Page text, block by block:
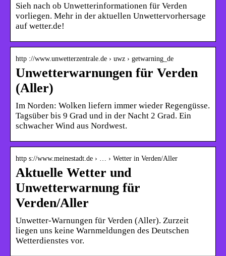
Sieh nach ob Unwetterinformationen für Verden
vorliegen. Mehr in der aktuellen Unwettervorhersage
auf wetter.de!
http ://www.unwetterzentrale.de › uwz › getwarning_de
Unwetterwarnungen für Verden
(Aller)
Im Norden: Wolken liefern immer wieder Regengüsse.
Tagsüber bis 9 Grad und in der Nacht 2 Grad. Ein
schwacher Wind aus Nordwest.
http s://www.meinestadt.de › … › Wetter in Verden/Aller
Aktuelle Wetter und
Unwetterwarnung für
Verden/Aller
Unwetter-Warnungen für Verden (Aller). Zurzeit
liegen uns keine Warnmeldungen des Deutschen
Wetterdienstes vor.